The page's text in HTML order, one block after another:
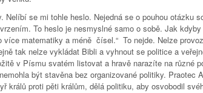
Nelíbí se mi tohle heslo. Nejedná se o pouhou otázku
To heslo je nesmyslné samo o sobě. Jak kdyby
více matematiky a méně čísel.“ To nejde. Nelze
tak nelze vykládat Bibli a vyhnout se politice a
v Písmu svatém listovat a hravě narazíte na různé
být stavěna bez organizované politiky. Praotec
králů proti pěti králům, dělá politiku, aby osvobodil